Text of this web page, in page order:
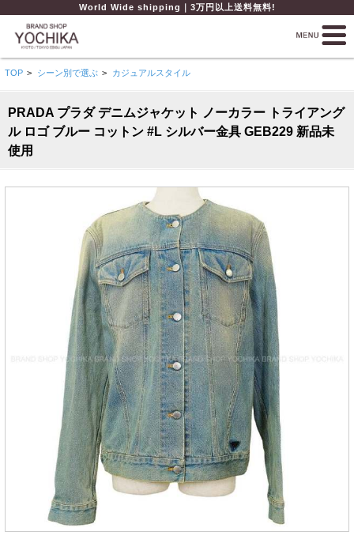
World Wide shipping｜3万円以上送料無料!
TOP > シーン別で選ぶ > カジュアルスタイル
PRADA プラダ デニムジャケット ノーカラー トライアング
ル ロゴ ブルー コットン #L シルバー金具 GEB229 新品未
使用